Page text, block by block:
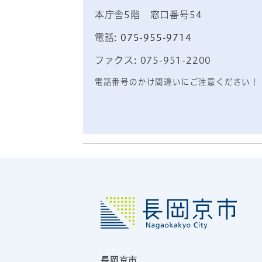
本庁舎5階 窓口番号54
電話: 075-955-9714
ファクス: 075-951-2200
電話番号のかけ間違いにご注意ください！
長岡京市